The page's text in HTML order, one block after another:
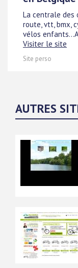
La centrale des
route, vtt, bmx,
vélos
Visiter le site
Site perso
AUTRES